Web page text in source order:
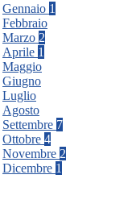
Gennaio 1
Febbraio
Marzo 2
Aprile 1
Maggio
Giugno
Luglio
Agosto
Settembre 7
Ottobre 4
Novembre 2
Dicembre 1